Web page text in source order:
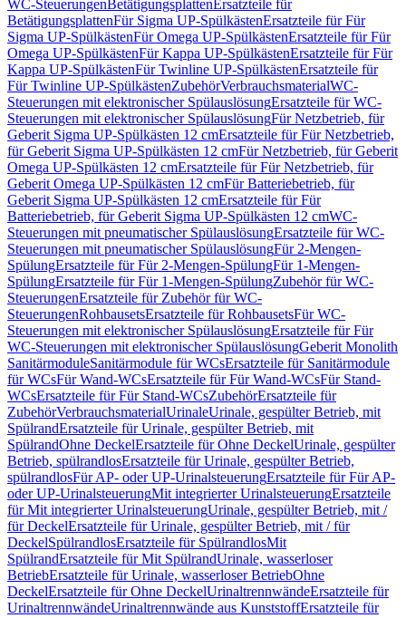
WC-SteuerungenBetätigungsplattenErsatzteile für
BetätigungsplattenFür Sigma UP-SpülkästenErsatzteile für Für
Sigma UP-SpülkästenFür Omega UP-SpülkästenErsatzteile für Für
Omega UP-SpülkästenFür Kappa UP-SpülkästenErsatzteile für Für
Kappa UP-SpülkästenFür Twinline UP-SpülkästenErsatzteile für
Für Twinline UP-SpülkästenZubehörVerbrauchsmaterialWC-
Steuerungen mit elektronischer SpülauslösungErsatzteile für WC-
Steuerungen mit elektronischer SpülauslösungFür Netzbetrieb, für
Geberit Sigma UP-Spülkästen 12 cmErsatzteile für Für Netzbetrieb,
für Geberit Sigma UP-Spülkästen 12 cmFür Netzbetrieb, für Geberit
Omega UP-Spülkästen 12 cmErsatzteile für Für Netzbetrieb, für
Geberit Omega UP-Spülkästen 12 cmFür Batteriebetrieb, für
Geberit Sigma UP-Spülkästen 12 cmErsatzteile für Für
Batteriebetrieb, für Geberit Sigma UP-Spülkästen 12 cmWC-
Steuerungen mit pneumatischer SpülauslösungErsatzteile für WC-
Steuerungen mit pneumatischer SpülauslösungFür 2-Mengen-
SpülungErsatzteile für Für 2-Mengen-SpülungFür 1-Mengen-
SpülungErsatzteile für Für 1-Mengen-SpülungZubehör für WC-
SteuerungenErsatzteile für Zubehör für WC-
SteuerungenRohbausetsErsatzteile für RohbausetsFür WC-
Steuerungen mit elektronischer SpülauslösungErsatzteile für Für
WC-Steuerungen mit elektronischer SpülauslösungGeberit Monolith
SanitärmoduleSanitärmodule für WCsErsatzteile für Sanitärmodule
für WCsFür Wand-WCsErsatzteile für Für Wand-WCsFür Stand-
WCsErsatzteile für Für Stand-WCsZubehörErsatzteile für
ZubehörVerbrauchsmaterialUrinaleUrinale, gespülter Betrieb, mit
SpülrandErsatzteile für Urinale, gespülter Betrieb, mit
SpülrandOhne DeckelErsatzteile für Ohne DeckelUrinale, gespülter
Betrieb, spülrandlosErsatzteile für Urinale, gespülter Betrieb,
spülrandlosFür AP- oder UP-UrinalsteuerungErsatzteile für Für AP-
oder UP-UrinalsteuerungMit integrierter UrinalsteuerungErsatzteile
für Mit integrierter UrinalsteuerungUrinale, gespülter Betrieb, mit /
für DeckelErsatzteile für Urinale, gespülter Betrieb, mit / für
DeckelSpülrandlosErsatzteile für SpülrandlosMit
SpülrandErsatzteile für Mit SpülrandUrinale, wasserloser
BetriebErsatzteile für Urinale, wasserloser BetriebOhne
DeckelErsatzteile für Ohne DeckelUrinaltrennwändeErsatzteile für
UrinaltrennwändeUrinaltrennwände aus KunststoffErsatzteile für